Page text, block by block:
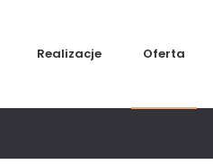
Realizacje Oferta